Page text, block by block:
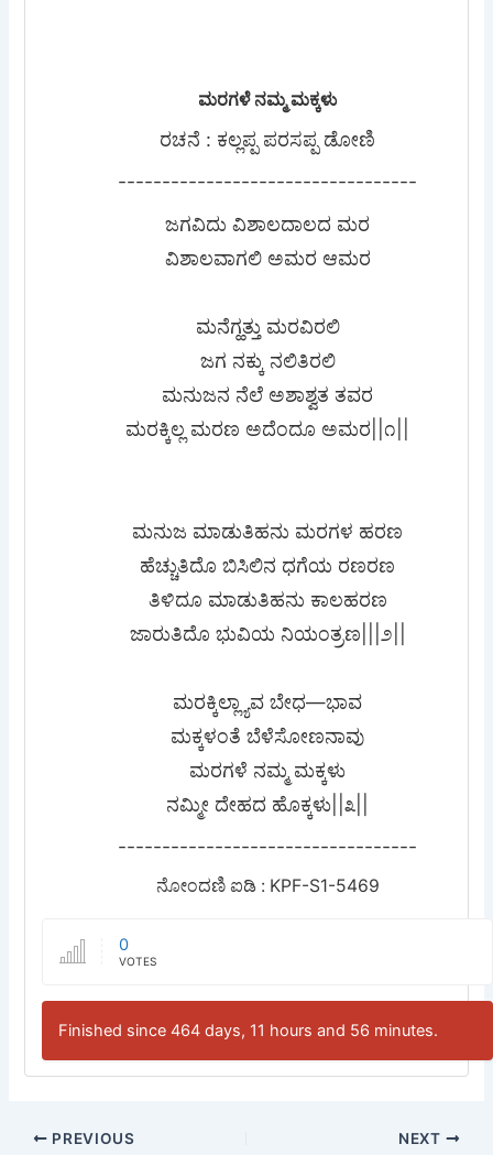
ಮರಗಳೆ ನಮ್ಮ ಮಕ್ಕಳು
ರಚನೆ : ಕಲ್ಲಪ್ಪ ಪರಸಪ್ಪ ಡೋಣಿ
----------------------------------
ಜಗವಿದು ವಿಶಾಲದಾಲದ ಮರ
ವಿಶಾಲವಾಗಲಿ ಅಮರ ಆಮರ
ಮನೆಗ್ಹತ್ತು ಮರವಿರಲಿ
ಜಗ ನಕ್ಕು ನಲಿತಿರಲಿ
ಮನುಜನ ನೆಲೆ ಅಶಾಶ್ವತ ತವರ
ಮರಕ್ಕಿಲ್ಲ ಮರಣ ಅದೆಂದೂ ಅಮರ||೧||
ಮನುಜ ಮಾಡುತಿಹನು ಮರಗಳ ಹರಣ
ಹೆಚ್ಚುತಿದೊ ಬಿಸಿಲಿನ ಧಗೆಯ ರಣರಣ
ತಿಳಿದೂ ಮಾಡುತಿಹನು ಕಾಲಹರಣ
ಜಾರುತಿದೊ ಭುವಿಯ ನಿಯಂತ್ರಣ|||೨||
ಮರಕ್ಕಿಲ್ಲ್ಯಾವ ಬೇಧ—ಭಾವ
ಮಕ್ಕಳಂತೆ ಬೆಳೆಸೋಣನಾವು
ಮರಗಳೆ ನಮ್ಮ ಮಕ್ಕಳು
ನಮ್ಮೀ ದೇಹದ ಹೊಕ್ಕಳು||೩||
----------------------------------
ನೋಂದಣಿ ಐಡಿ : KPF-S1-5469
0
VOTES
Finished since 464 days, 11 hours and 56 minutes.
PREVIOUS NEXT